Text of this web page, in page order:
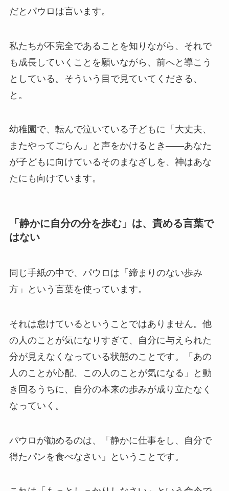
だとパウロは言います。
私たちが不完全であることを知りながら、それで
も成長していくことを願いながら、前へと導こう
としている。そういう目で見ていてくださる、
と。
幼稚園で、転んで泣いている子どもに「大丈夫、
またやってごらん」と声をかけるとき——あなた
が子どもに向けているそのまなざしを、神はあな
たにも向けています。
「静かに自分の分を歩む」は、責める言葉で
はない
同じ手紙の中で、パウロは「締まりのない歩み
方」という言葉を使っています。
それは怠けているということではありません。他
の人のことが気になりすぎて、自分に与えられた
分が見えなくなっている状態のことです。「あの
人のことが心配、この人のことが気になる」と動
き回るうちに、自分の本来の歩みが成り立たなく
なっていく。
パウロが勧めるのは、「静かに仕事をし、自分で
得たパンを食べなさい」ということです。